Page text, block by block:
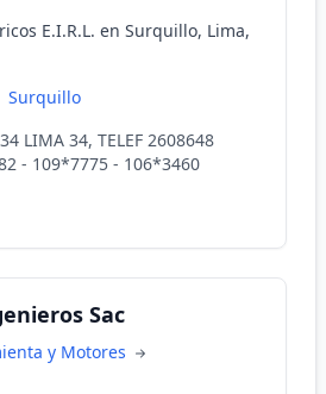
E.I.R.L. en Surquillo, Lima,
Surquillo
LIMA 34, TELEF 2608648
- 109*7775 - 106*3460
Sac
y Motores